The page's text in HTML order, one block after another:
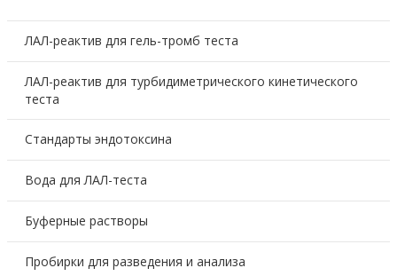
ЛАЛ-реактив для гель-тромб теста
ЛАЛ-реактив для турбидиметрического кинетического
теста
Стандарты эндотоксина
Вода для ЛАЛ-теста
Буферные растворы
Пробирки для разведения и анализа